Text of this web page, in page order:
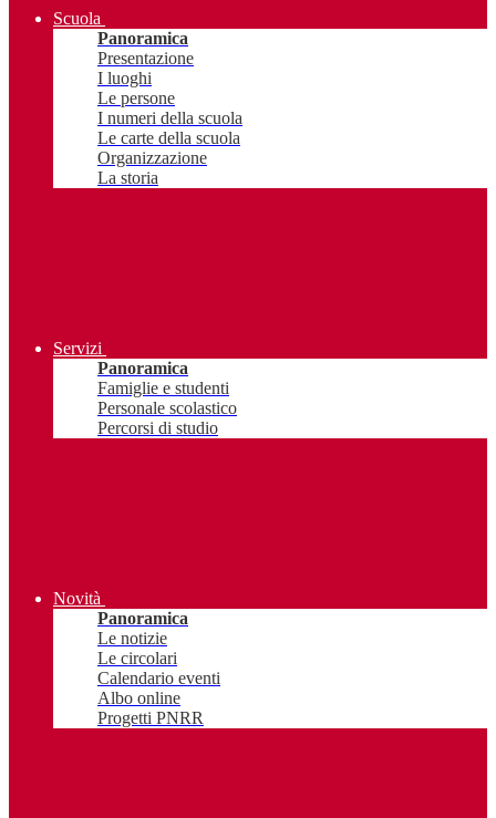
Scuola
Panoramica
Presentazione
I luoghi
Le persone
I numeri della scuola
Le carte della scuola
Organizzazione
La storia
Servizi
Panoramica
Famiglie e studenti
Personale scolastico
Percorsi di studio
Novità
Panoramica
Le notizie
Le circolari
Calendario eventi
Albo online
Progetti PNRR